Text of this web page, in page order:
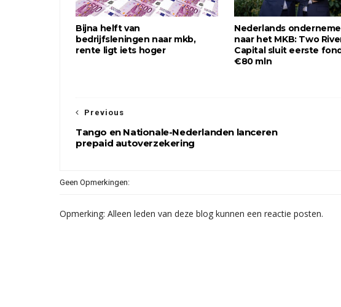
Bijna helft van
bedrijfsleningen naar mkb,
rente ligt iets hoger
Nederlands
naar het MKB: Two
Capital sluit eerste
€80 mln
Previous
Tango en Nationale-Nederlanden lanceren
prepaid autoverzekering
Geen Opmerkingen:
Opmerking: Alleen leden van deze blog kunnen een reactie posten.